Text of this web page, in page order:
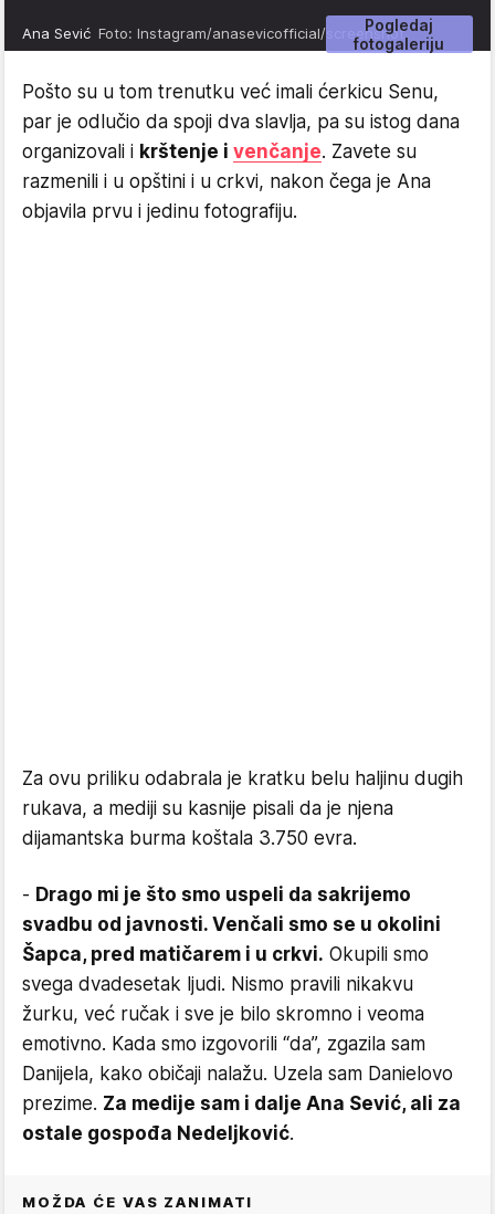
Pogledaj
fotogaleriju
Ana Sević Foto: Instagram/anasevicofficial/screenshot
Pošto su u tom trenutku već imali ćerkicu Senu,
par je odlučio da spoji dva slavlja, pa su istog dana
organizovali i krštenje i venčanje. Zavete su
razmenili i u opštini i u crkvi, nakon čega je Ana
objavila prvu i jedinu fotografiju.
Za ovu priliku odabrala je kratku belu haljinu dugih
rukava, a mediji su kasnije pisali da je njena
dijamantska burma koštala 3.750 evra.
- Drago mi je što smo uspeli da sakrijemo
svadbu od javnosti. Venčali smo se u okolini
Šapca, pred matičarem i u crkvi. Okupili smo
svega dvadesetak ljudi. Nismo pravili nikakvu
žurku, već ručak i sve je bilo skromno i veoma
emotivno. Kada smo izgovorili “da”, zgazila sam
Danijela, kako običaji nalažu. Uzela sam Danielovo
prezime. Za medije sam i dalje Ana Sević, ali za
ostale gospođa Nedeljković.
MOŽDA ĆE VAS ZANIMATI